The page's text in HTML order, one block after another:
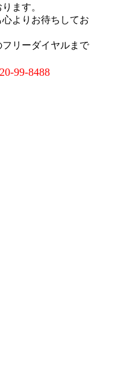
ます。
よりお待ちしてお
リーダイヤルまで
99-8488